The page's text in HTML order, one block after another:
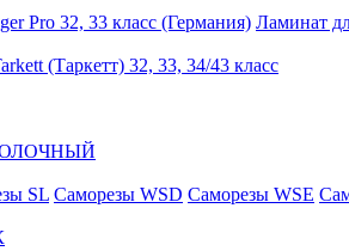
Pro 32, 33 класс (Германия) Ламинат
(Таркетт) 32, 33, 34/43 класс
SL Саморезы WSD Саморезы WSE